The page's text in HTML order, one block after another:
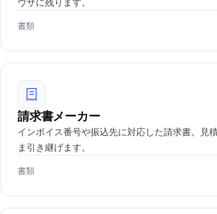
書類
請求書メーカー
インボイス番号や振込先に対応した請求書。見
ま引き継げます。
書類